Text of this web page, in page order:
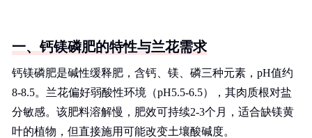
一、钙镁磷肥的特性与兰花需求
钙镁磷肥是碱性缓释肥，含钙、镁、磷三种元素，pH值约
8-8.5。兰花偏好弱酸性环境（pH5.5-6.5），其肉质根对盐
分敏感。该肥料溶解慢，肥效可持续2-3个月，适合缺镁黄
叶的植物，但直接施用可能改变土壤酸碱度。